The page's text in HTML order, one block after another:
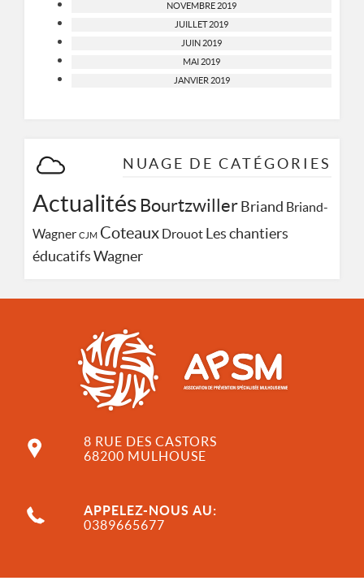
NOVEMBRE 2019
JUILLET 2019
JUIN 2019
MAI 2019
JANVIER 2019
NUAGE DE CATÉGORIES
Actualités Bourtzwiller Briand Briand-
Wagner CJM Coteaux Drouot Les chantiers
éducatifs Wagner
8 RUE DES CASTORS
68200 MULHOUSE
APPELEZ-NOUS AU:
0389665677